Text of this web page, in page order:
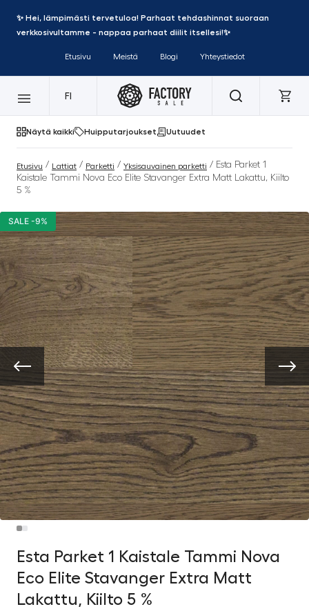
✨ Hei, lämpimästi tervetuloa! Parhaat tehdashinnat suoraan
verkkosivultamme - nappaa parhaat diilit itsellesi!✨
Etusivu Meistä Blogi Yhteystiedot
FI
Näytä kaikki Huipputarjoukset Uutuudet
Etusivu / Lattiat / Parketti / Yksisauvainen parketti / Esta Parket 1
Kaistale Tammi Nova Eco Elite Stavanger Extra Matt Lakattu, Kiilto
5 %
SALE -9%
Esta Parket 1 Kaistale Tammi Nova
Eco Elite Stavanger Extra Matt
Lakattu, Kiilto 5 %